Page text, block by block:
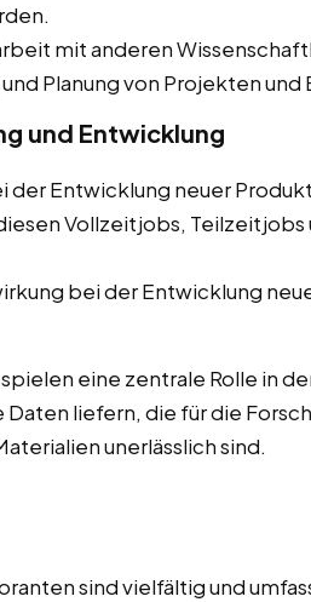
mit anderen
Planung von Projekten
und Entwicklung
der Entwicklung neuer
Vollzeitjobs, Teilzeitjobs
bei der Entwicklung
eine zentrale Rolle in
Daten liefern, die für die
unerlässlich sind.
sind vielfältig und